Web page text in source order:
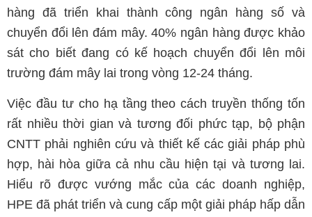
hàng đã triển khai thành công ngân hàng số và
chuyển đổi lên đám mây. 40% ngân hàng được khảo
sát cho biết đang có kế hoạch chuyển đổi lên môi
trường đám mây lai trong vòng 12-24 tháng.
Việc đầu tư cho hạ tầng theo cách truyền thống tốn
rất nhiều thời gian và tương đối phức tạp, bộ phận
CNTT phải nghiên cứu và thiết kế các giải pháp phù
hợp, hài hòa giữa cả nhu cầu hiện tại và tương lai.
Hiểu rõ được vướng mắc của các doanh nghiệp,
HPE đã phát triển và cung cấp một giải pháp hấp dẫn